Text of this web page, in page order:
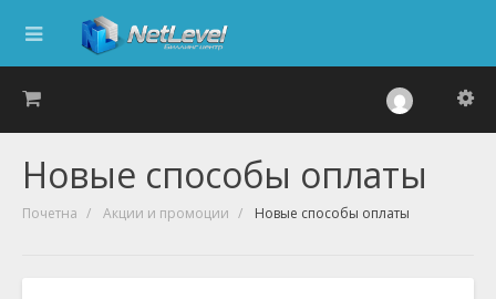
Новые способы оплаты
Почетна Акции и промоции Новые способы оплаты